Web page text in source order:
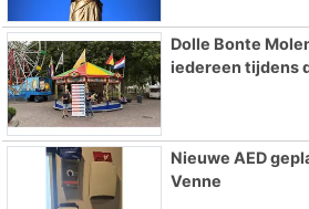
Dolle Bonte
iedereen tijdens
Nieuwe AED
Venne